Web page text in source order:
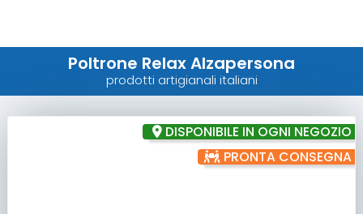
Poltrone Relax Alzapersona
prodotti artigianali italiani
DISPONIBILE IN OGNI NEGOZIO
PRONTA CONSEGNA